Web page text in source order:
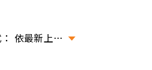
依最新上架排序